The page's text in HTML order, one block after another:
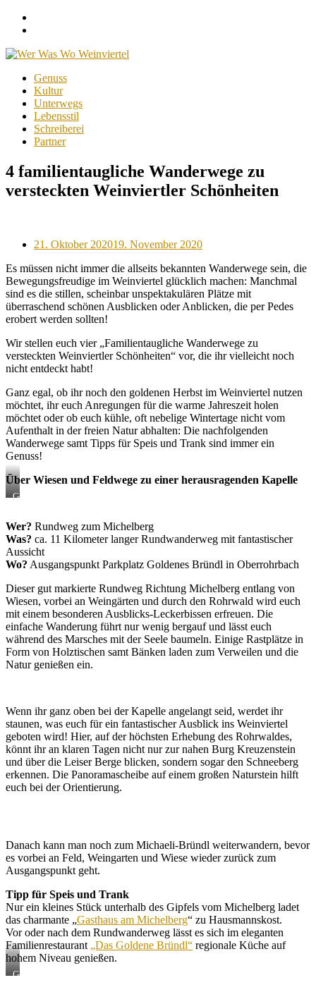
Skip
content
Genuss
Kultur
Unterwegs
Lebensstil
Schreiberei
Partner
4 familientaugliche Wanderwege zu
versteckten Weinviertler Schönheiten
Posted
21. Oktober 202019. November 2020
Es müssen nicht immer die allseits bekannten Wanderwege sein, die
Bewegungsfreudige im Weinviertel glücklich machen: Manchmal
sind es die stillen, scheinbar unspektakulären Plätze mit
überraschend schönen Ausblicken oder Anblicken, die per Pedes
erobert werden sollten!
Wir stellen euch vier „Familientaugliche Wanderwege zu
versteckten Weinviertler Schönheiten“ vor, die ihr vielleicht noch
nicht entdeckt habt!
Ganz egal, ob ihr noch den goldenen Herbst im Weinviertel nutzen
möchtet, ihr euch Anregungen für die warme Jahreszeit holen
möchtet oder ob euch kühle, oft nebelige Wintertage nicht vom
Aufenthalt in der freien Natur abhalten: Die nachfolgenden
Wanderwege samt Tipps für Speis und Trank sind immer ein
Genuss!
Über Wiesen und Feldwege zu einer herausragenden Kapelle
Goldenes
Wer? Rundweg zum Michelberg
Was? ca. 11 Kilometer langer Rundwanderweg mit fantastischer
Aussicht
Wo? Ausgangspunkt Parkplatz Goldenes Bründl in Oberrohrbach
Dieser gut markierte Rundweg Richtung Michelberg entlang von
Wiesen, vorbei an Weingärten und durch den Rohrwald wird euch
mit einem besonderen Ausblicks-Leckerbissen erfreuen. Die
einfache Wanderung führt nur wenig bergauf und lässt euch
während des Marsches mit der Seele baumeln. Einige Rastplätze in
Form von Holztischen samt Bänken laden zum Verweilen und die
Natur genießen ein.
Wenn ihr ganz oben bei der Kapelle angelangt seid, werdet ihr
staunen, was euch für ein fantastischer Ausblick ins Weinviertel
geboten wird! Hier, auf der höchsten Erhebung des Rohrwaldes,
könnt ihr an klaren Tagen nicht nur zur nahen Burg Kreuzenstein
und über die Leiser Berge blicken, sondern sogar den Schneeberg
erkennen. Die Panoramascheibe auf einem großen Naturstein hilft
euch bei der Orientierung.
Danach kann man noch zum Michaeli-Bründl weiterwandern, bevor
es vorbei an Feld, Weingarten und Wiese wieder zurück zum
Ausgangspunkt geht.
Tipp für Speis und Trank
Nur ein kleines Stück unterhalb des Gipfels vom Michelberg ladet
das charmante „Gasthaus am Michelberg“ zu Hausmannskost.
Vor oder nach dem Rundwanderweg lässt es sich im eleganten
Familienrestaurant „Das Goldene Bründl“ regionale Küche auf
hohem Niveau genießen.
Goldenes